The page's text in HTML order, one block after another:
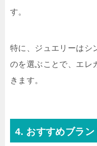
す。
特に、ジュエリーはシ
のを選ぶことで、エレ
きます。
4. おすすめブラ